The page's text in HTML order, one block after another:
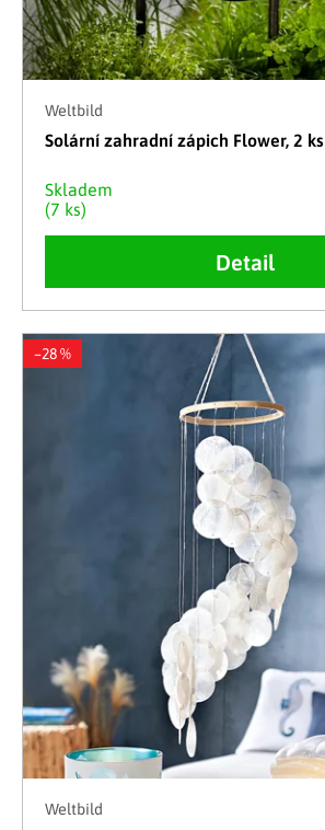
Weltbild
Solární zahradní zápich Flower, 2 ks
Skladem
(7 ks)
Detail
–28 %
Weltbild